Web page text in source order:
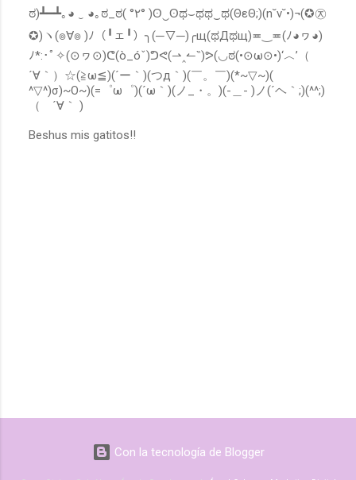
o
ಠ)┻━┻｡◕ ‿ ◕｡ಠ_ಠ( °٢° )ʘ‿ʘಥ⌣ಥಥ‿ಥ(ΘεΘ;)(n˘v˘•)¬(✪㉨
✪)ヽ(๏∀๏ )ﾉ（╹ェ╹）╮(─▽─)╭щ(ಥДಥщ)≖‿≖(ﾉ◕ヮ◕)
ﾉ*:･ﾟ✧(⊙ヮ⊙)ᕦ(ò_óˇ)ᕤᕙ(⇀‸↼‶)ᕗ(◡ಠ(•⊙ω⊙•)‘︿’（
´∀｀）☆(≧ω≦)(´ー｀)(つд｀)(￣。￣)(*~▽~)(
^▽^)σ)~O~)(=゜ω゜)(´ω｀)(ノ_・。)(-＿- )ノ(´ヘ｀;)(^^;)
（ ´∀｀ )
Beshus mis gatitos!!
Con la tecnología de Blogger